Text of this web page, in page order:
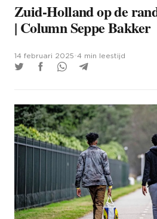
Zuid-Holland op de
| Column Seppe Bakker
14 februari 2025 4 min leestijd